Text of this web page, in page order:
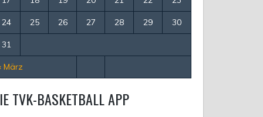
März
24 25 26 27 28 29 30
31
TVK-BASKETBALL APP